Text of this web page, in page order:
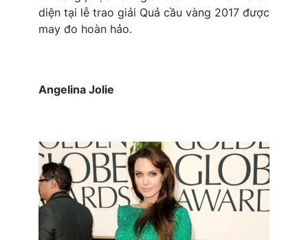
diện tại lễ trao giải Quả cầu vàng 2017 được
may đo hoàn hảo.
Angelina Jolie